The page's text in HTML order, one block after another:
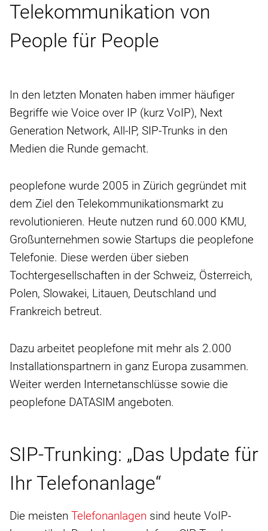
Telekommunikation von
People für People
In den letzten Monaten haben immer häufiger
Begriffe wie Voice over IP (kurz VoIP), Next
Generation Network, All-IP, SIP-Trunks in den
Medien die Runde gemacht.
peoplefone wurde 2005 in Zürich gegründet mit
dem Ziel den Telekommunikationsmarkt zu
revolutionieren. Heute nutzen rund 60.000 KMU,
Großunternehmen sowie Startups die peoplefone
Telefonie. Diese werden über sieben
Tochtergesellschaften in der Schweiz, Österreich,
Polen, Slowakei, Litauen, Deutschland und
Frankreich betreut.
Dazu arbeitet peoplefone mit mehr als 2.000
Installationspartnern in ganz Europa zusammen.
Weiter werden Internetanschlüsse sowie die
peoplefone DATASIM angeboten.
SIP-Trunking: „Das Update für
Ihr Telefonanlage“
Die meisten Telefonanlagen sind heute VoIP-